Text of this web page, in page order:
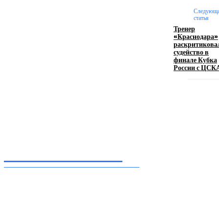
Девушка в бокале: легендарный номер бурлеска
статья
Тренер
«Краснодара»
судейство в
финале Кубка
России с